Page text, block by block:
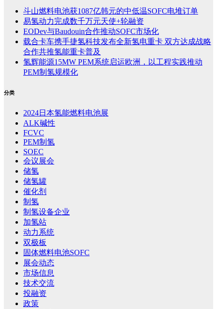
斗山燃料电池获1087亿韩元的中低温SOFC电堆订单
易氢动力完成数千万元天使+轮融资
EODev与Baudouin合作推动SOFC市场化
载合卡车携手捷氢科技发布全新氢电重卡 双方达成战略
合作共推氢能重卡普及
氢辉能源15MW PEM系统启运欧洲，以工程实践推动
PEM制氢规模化
分类
2024日本氢能燃料电池展
ALK碱性
FCVC
PEM制氢
SOEC
会议展会
储氢
储氢罐
催化剂
制氢
制氢设备企业
加氢站
动力系统
双极板
固体燃料电池SOFC
展会动态
市场信息
技术交流
投融资
政策